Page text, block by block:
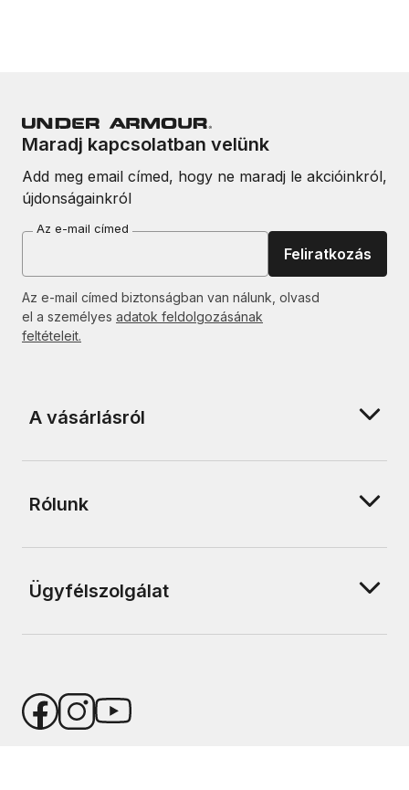
Maradj kapcsolatban velünk
Add meg email címed, hogy ne maradj le akcióinkról,
újdonságainkról
Az e-mail címed
Feliratkozás
Az e-mail címed biztonságban van nálunk, olvasd
el a személyes adatok feldolgozásának
feltételeit.
A vásárlásról
Rólunk
Ügyfélszolgálat